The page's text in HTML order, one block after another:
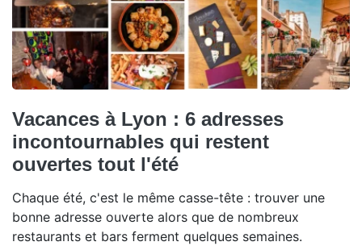
Vacances à Lyon : 6 adresses
incontournables qui restent
ouvertes tout l'été
Chaque été, c'est le même casse-tête : trouver une
bonne adresse ouverte alors que de nombreux
restaurants et bars ferment quelques semaines.